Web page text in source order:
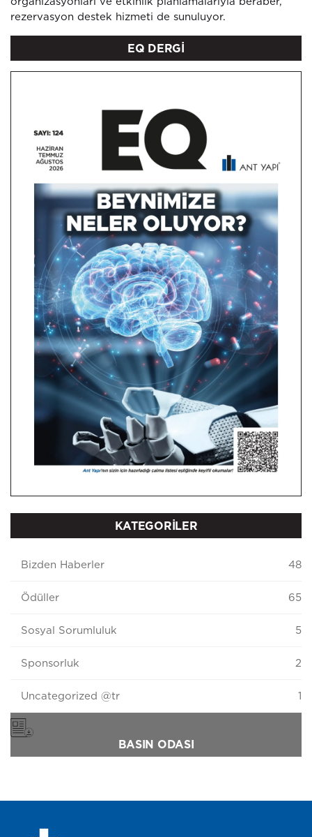
rezervasyon destek hizmeti de sunuluyor.
EQ DERGİ
KATEGORİLER
Bizden Haberler 48
Ödüller 65
Sosyal Sorumluluk 5
Sponsorluk 2
Uncategorized @tr 1
BASIN ODASI